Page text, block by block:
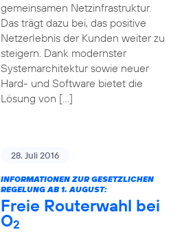
gemeinsamen Netzinfrastruktur.
Das trägt dazu bei, das positive
Netzerlebnis der Kunden weiter zu
steigern. Dank modernster
Systemarchitektur sowie neuer
Hard- und Software bietet die
Lösung von […]
28. Juli 2016
INFORMATIONEN ZUR GESETZLICHEN
REGELUNG AB 1. AUGUST:
Freie Routerwahl bei
O2